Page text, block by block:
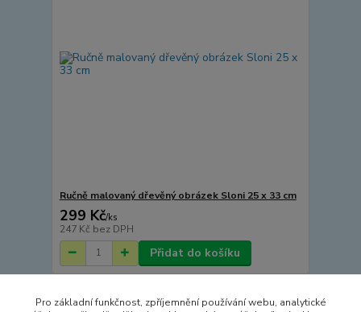
Ručně malovaný dřevěný obrázek Sloni 25 x 33 cm
299 Kč/ks
247 Kč bez DPH
Přidat do košíku
Načíst další produkty (10)
Pro základní funkčnost, zpříjemnění používání webu, analytické